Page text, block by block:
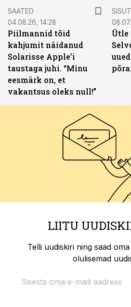
SAATED
04.08.26, 14:28
Piilmannid tõid
kahjumit näidanud
Solarisse Apple’i
taustaga juhi. “Minu
eesmärk on, et
vakantsus oleks null!”
Ütle
LIITU
Telli uudiskiri ning saad
olulisemad